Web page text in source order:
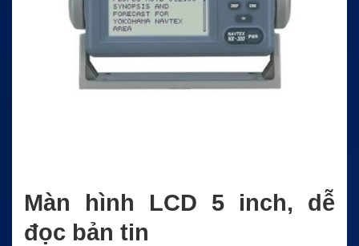
Màn hình LCD 5 inch, dễ
đọc bản tin